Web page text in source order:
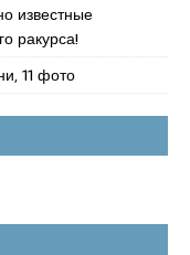
известные
ракурса!
11 фото